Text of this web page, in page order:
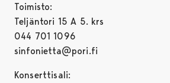
Toimisto:
Teljäntori 15 A 5. krs
044 701 1096
sinfonietta@pori.fi
Konserttisali: